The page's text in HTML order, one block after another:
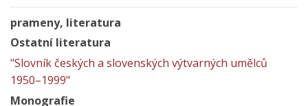
prameny, literatura
Ostatní literatura
"Slovník českých a slovenských výtvarných umělců
1950–1999"
Monografie